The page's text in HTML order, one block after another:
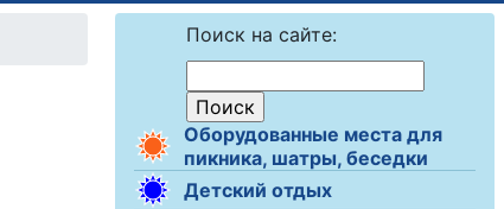
Поиск на сайте:
Оборудованные места для
пикника, шатры, беседки
Детский отдых